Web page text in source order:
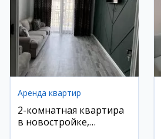
Аренда квартир
2-комнатная квартира
в новостройке,